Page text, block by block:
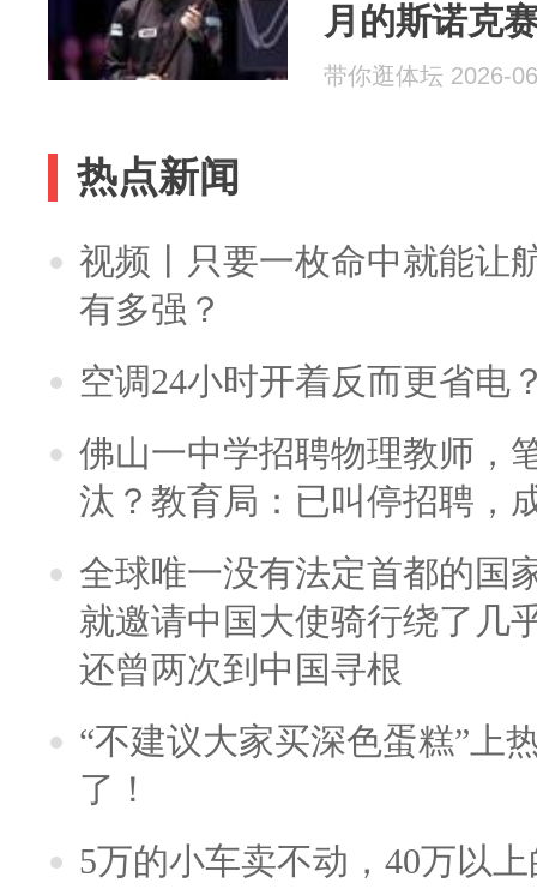
月的斯诺克
的交织
带你逛体坛 2026-
热点新闻
视频丨只要一枚命中就能让
有多强？
空调24小时开着反而更省电
佛山一中学招聘物理教师，
汰？教育局：已叫停招聘，
全球唯一没有法定首都的国
就邀请中国大使骑行绕了几
还曾两次到中国寻根
“不建议大家买深色蛋糕”上
了！
5万的小车卖不动，40万以